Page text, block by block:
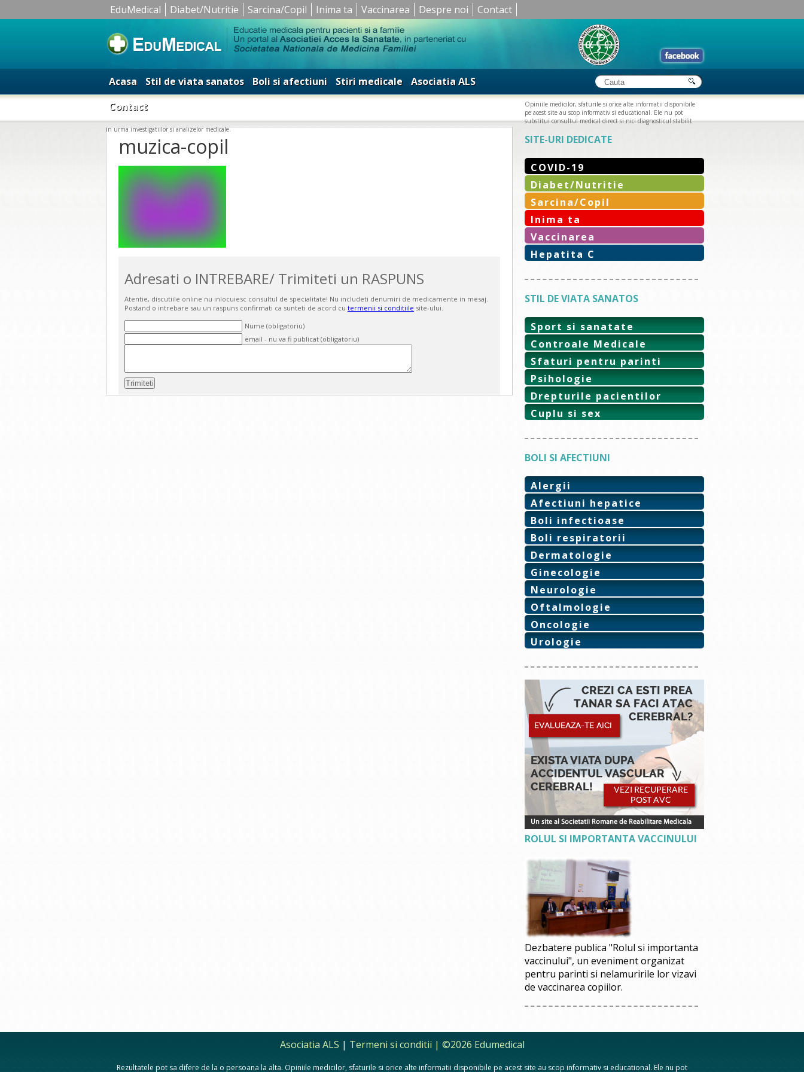
EduMedical Diabet/Nutritie Sarcina/Copil Inima ta Vaccinarea Despre noi Contact
Acasa Stil de viata sanatos Boli si afectiuni Stiri medicale
Asociatia ALS
Contact
Opiniile medicilor, sfaturile si orice alte informatii disponibile
pe acest site au scop informativ si educational. Ele nu pot
substitui consultul medical direct si nici diagnosticul stabilit
in urma investigatiilor si analizelor medicale.
muzica-copil
Adresati o INTREBARE/ Trimiteti un RASPUNS
Atentie, discutiile online nu inlocuiesc consultul de specialitate! Nu includeti denumiri de medicamente in mesaj.
Postand o intrebare sau un raspuns confirmati ca sunteti de acord cu termenii si conditiile site-ului.
Nume (obligatoriu)
email - nu va fi publicat (obligatoriu)
SITE-URI DEDICATE
COVID-19
Diabet/Nutritie
Sarcina/Copil
Inima ta
Vaccinarea
Hepatita C
STIL DE VIATA SANATOS
Sport si sanatate
Controale Medicale
Sfaturi pentru parinti
Psihologie
Drepturile pacientilor
Cuplu si sex
BOLI SI AFECTIUNI
Alergii
Afectiuni hepatice
Boli infectioase
Boli respiratorii
Dermatologie
Ginecologie
Neurologie
Oftalmologie
Oncologie
Urologie
ROLUL SI IMPORTANTA VACCINULUI
Dezbatere publica "Rolul si importanta
vaccinului", un eveniment organizat
pentru parinti si nelamuririle lor vizavi
de vaccinarea copiilor.
Asociatia ALS | Termeni si conditii | ©2026 Edumedical
Rezultatele pot sa difere de la o persoana la alta. Opiniile medicilor, sfaturile si orice alte informatii disponibile pe acest site au scop informativ si educational. Ele nu pot